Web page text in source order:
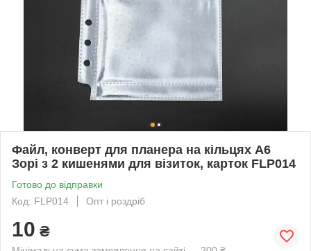
Файл, конверт для планера на кільцях А6
Зорі з 2 кишенями для візиток, карток FLP014
Готово до відправки
Код: FLP014
Опт і роздріб
10 ₴